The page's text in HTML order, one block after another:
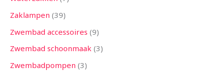
Zaklampen 39
Zwembad accessoires 9
Zwembad schoonmaak 3
Zwembadpompen 3